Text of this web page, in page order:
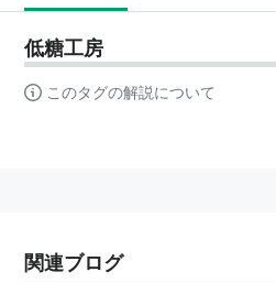
低糖工房
このタグの解説について
関連ブログ